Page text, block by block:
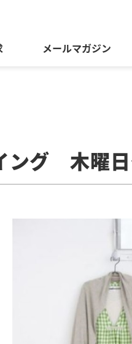
メールマガジン
ング 木曜日